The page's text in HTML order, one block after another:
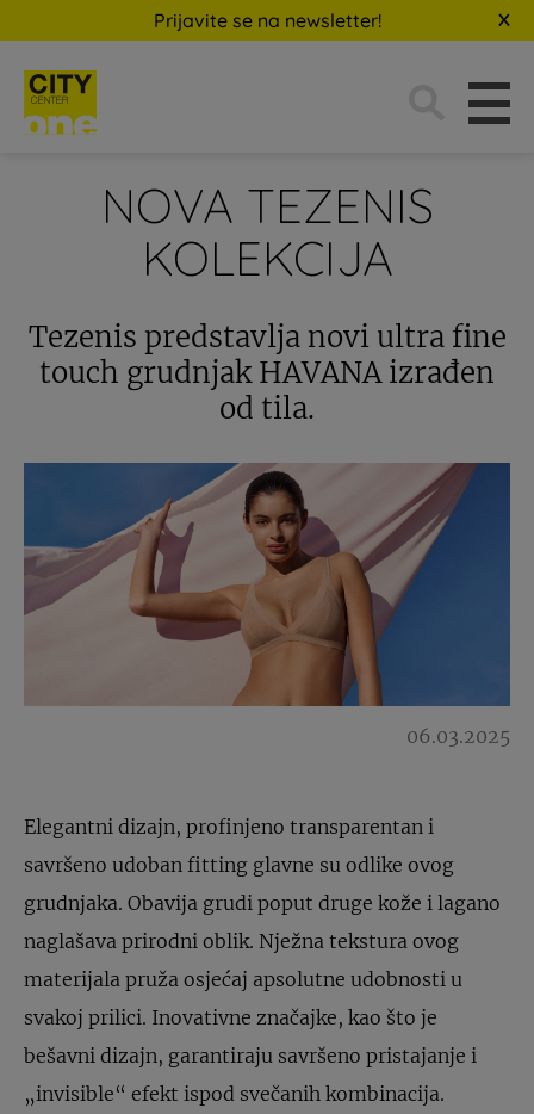
Prijavite se na newsletter!
NOVA TEZENIS
KOLEKCIJA
Tezenis predstavlja novi ultra fine
touch grudnjak HAVANA izrađen
od tila.
06.03.2025
Elegantni dizajn, profinjeno transparentan i
savršeno udoban fitting glavne su odlike ovog
grudnjaka. Obavija grudi poput druge kože i lagano
naglašava prirodni oblik. Nježna tekstura ovog
materijala pruža osjećaj apsolutne udobnosti u
svakoj prilici. Inovativne značajke, kao što je
bešavni dizajn, garantiraju savršeno pristajanje i
„invisible“ efekt ispod svečanih kombinacija.